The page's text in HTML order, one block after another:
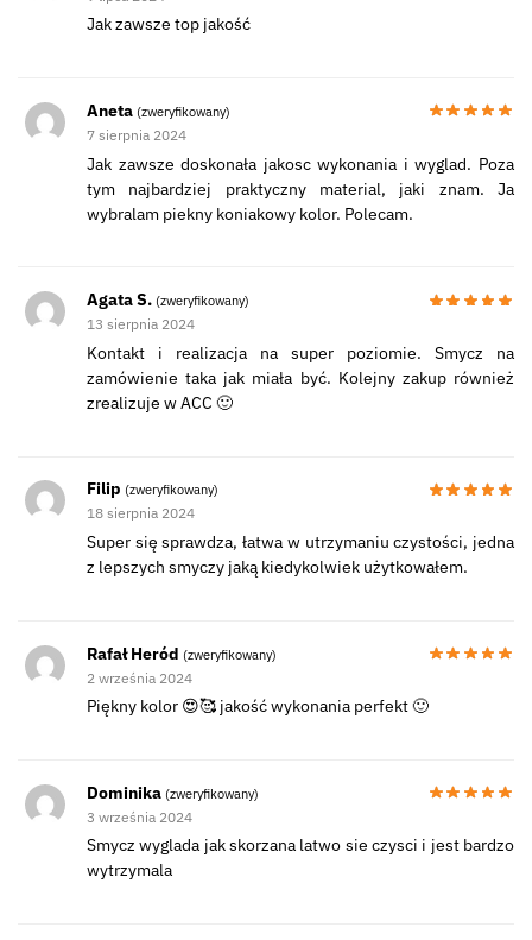
Jak zawsze top jakość
Aneta (zweryfikowany)
7 sierpnia 2024
Jak zawsze doskonała jakosc wykonania i wyglad. Poza
tym najbardziej praktyczny material, jaki znam. Ja
wybralam piekny koniakowy kolor. Polecam.
Agata S. (zweryfikowany)
13 sierpnia 2024
Kontakt i realizacja na super poziomie. Smycz na
zamówienie taka jak miała być. Kolejny zakup również
zrealizuje w ACC 🙂
Filip (zweryfikowany)
18 sierpnia 2024
Super się sprawdza, łatwa w utrzymaniu czystości, jedna
z lepszych smyczy jaką kiedykolwiek użytkowałem.
Rafał Heród (zweryfikowany)
2 września 2024
Piękny kolor 😍🥰 jakość wykonania perfekt 🙂
Dominika (zweryfikowany)
3 września 2024
Smycz wyglada jak skorzana latwo sie czysci i jest bardzo
wytrzymala